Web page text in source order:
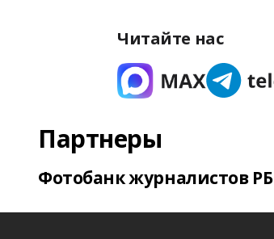
Читайте нас
Партнеры
Фотобанк журналистов РБ